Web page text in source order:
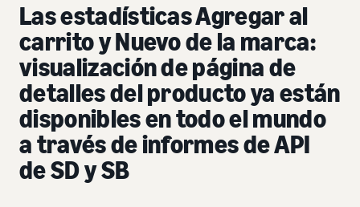
Las estadísticas Agregar al
carrito y Nuevo de la marca:
visualización de página de
detalles del producto ya están
disponibles en todo el mundo
a través de informes de API
de SD y SB